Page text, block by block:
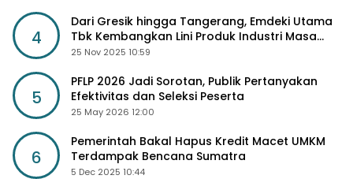
4
Dari Gresik hingga Tangerang, Emdeki Utama
Tbk Kembangkan Lini Produk Industri Masa
Depan
25 Nov 2025 10:59
5
PFLP 2026 Jadi Sorotan, Publik Pertanyakan
Efektivitas dan Seleksi Peserta
25 May 2026 12:00
6
Pemerintah Bakal Hapus Kredit Macet UMKM
Terdampak Bencana Sumatra
5 Dec 2025 10:44